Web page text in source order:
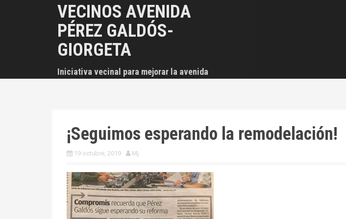
a
VECINOS AVENIDA
PÉREZ GALDÓS-
GIORGETA
Iniciativa vecinal para mejorar la avenida
¡Seguimos esperando la remodelación!
19 octubre, 2019 Mj